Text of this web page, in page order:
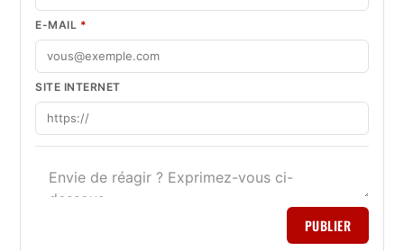
E-MAIL *
SITE INTERNET
PUBLIER